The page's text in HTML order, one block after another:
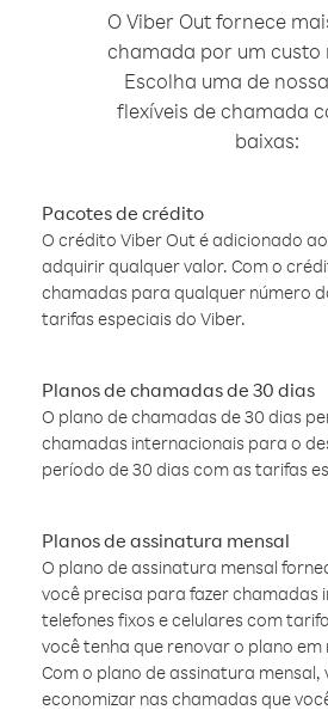
O Viber Out fornece
chamada por um custo
Escolha uma de
flexíveis de chamada
baixas:
Pacotes de crédito
O crédito Viber Out é adicionado
adquirir qualquer valor. Com o
chamadas para qualquer número
tarifas especiais do Viber.
Planos de chamadas de 30 dias
O plano de chamadas de 30 dias
chamadas internacionais para o
período de 30 dias com as tarifas
Planos de assinatura mensal
O plano de assinatura mensal
você precisa para fazer chamadas
telefones fixos e celulares com
você tenha que renovar o plano
Com o plano de assinatura mensal,
economizar nas chamadas que